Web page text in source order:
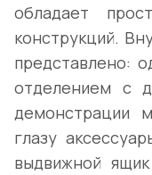
обладает
конструкций.
представлено:
отделением с
демонстрации
глазу
выдвижной